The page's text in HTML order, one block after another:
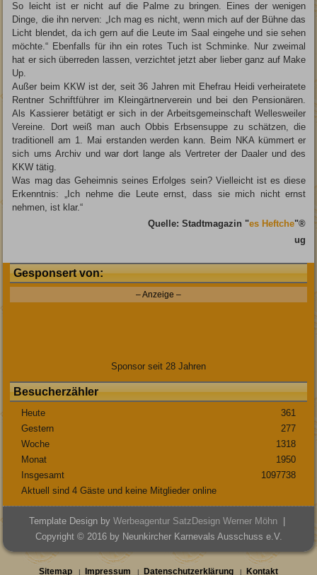
So leicht ist er nicht auf die Palme zu bringen. Eines der wenigen
Dinge, die ihn nerven: „Ich mag es nicht, wenn mich auf der Bühne das
Licht blendet, da ich gern auf die Leute im Saal eingehe und sie sehen
möchte.“ Ebenfalls für ihn ein rotes Tuch ist Schminke. Nur zweimal
hat er sich überreden lassen, verzichtet jetzt aber lieber ganz auf Make
Up.
Außer beim KKW ist der, seit 36 Jahren mit Ehefrau Heidi verheiratete
Rentner Schriftführer im Kleingärtnerverein und bei den Pensionären.
Als Kassierer betätigt er sich in der Arbeitsgemeinschaft Wellesweiler
Vereine. Dort weiß man auch Obbis Erbsensuppe zu schätzen, die
traditionell am 1. Mai erstanden werden kann. Beim NKA kümmert er
sich ums Archiv und war dort lange als Vertreter der Daaler und des
KKW tätig.
Was mag das Geheimnis seines Erfolges sein? Vielleicht ist es diese
Erkenntnis: „Ich nehme die Leute ernst, dass sie mich nicht ernst
nehmen, ist klar.“
Quelle: Stadtmagazin "es Heftche"®
ug
Gesponsert von:
– Anzeige –
Sponsor seit 28 Jahren
Besucherzähler
Heute
361
Gestern
277
Woche
1318
Monat
1950
Insgesamt
1097738
Aktuell sind 4 Gäste und keine Mitglieder online
Template Design by Werbeagentur SatzDesign Werner Möhn
Copyright © 2016 by Neunkircher Karnevals Ausschuss e.V.
Sitemap | Impressum | Datenschutzerklärung | Kontakt